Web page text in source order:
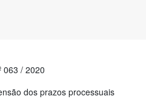
063 / 2020
dos prazos processuais